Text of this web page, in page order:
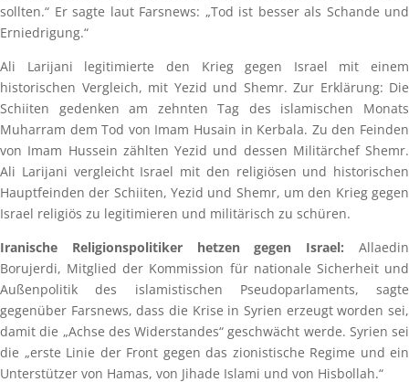
sollten.“ Er sagte laut Farsnews: „Tod ist besser als Schande und
Erniedrigung.“
Ali Larijani legitimierte den Krieg gegen Israel mit einem
historischen Vergleich, mit Yezid und Shemr. Zur Erklärung: Die
Schiiten gedenken am zehnten Tag des islamischen Monats
Muharram dem Tod von Imam Husain in Kerbala. Zu den Feinden
von Imam Hussein zählten Yezid und dessen Militärchef Shemr.
Ali Larijani vergleicht Israel mit den religiösen und historischen
Hauptfeinden der Schiiten, Yezid und Shemr, um den Krieg gegen
Israel religiös zu legitimieren und militärisch zu schüren.
Iranische Religionspolitiker hetzen gegen Israel: Allaedin
Borujerdi, Mitglied der Kommission für nationale Sicherheit und
Außenpolitik des islamistischen Pseudoparlaments, sagte
gegenüber Farsnews, dass die Krise in Syrien erzeugt worden sei,
damit die „Achse des Widerstandes“ geschwächt werde. Syrien sei
die „erste Linie der Front gegen das zionistische Regime und ein
Unterstützer von Hamas, von Jihade Islami und von Hisbollah.“